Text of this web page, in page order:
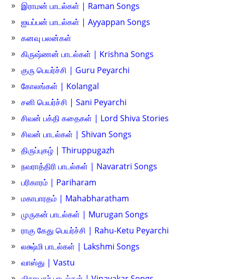
இராமன் பாடல்கள் | Raman Songs
ஐயப்பன் பாடல்கள் | Ayyappan Songs
கனவு பலன்கள்
கிருஷ்ணன் பாடல்கள் | Krishna Songs
குரு பெயர்ச்சி | Guru Peyarchi
கோலங்கள் | Kolangal
சனி பெயர்ச்சி | Sani Peyarchi
சிவன் பக்தி கதைகள் | Lord Shiva Stories
சிவன் பாடல்கள் | Shivan Songs
திருப்புகழ் | Thiruppugazh
நவராத்திரி பாடல்கள் | Navaratri Songs
பரிகாரம் | Pariharam
மகாபாரதம் | Mahabharatham
முருகன் பாடல்கள் | Murugan Songs
ராகு கேது பெயர்ச்சி | Rahu-Ketu Peyarchi
லக்ஷ்மி பாடல்கள் | Lakshmi Songs
வாஸ்து | Vastu